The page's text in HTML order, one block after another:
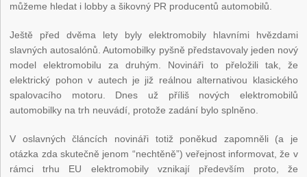
můžeme hledat i lobby a šikovný PR producentů automobilů.
Ještě před dvěma lety byly elektromobily hlavními hvězdami
slavných autosalónů. Automobilky pyšně představovaly jeden nový
model elektromobilu za druhým. Novináři to přeložili tak, že
elektrický pohon v autech je již reálnou alternativou klasického
spalovacího motoru. Dnes už příliš nových elektromobilů
automobilky na trh neuvádí, protože zadání bylo splněno.
V oslavných článcích novináři totiž poněkud zapomněli (a je
otázka zda skutečně jenom “nechtěně”) veřejnost informovat, že v
rámci trhu EU elektromobily vznikají především proto, že